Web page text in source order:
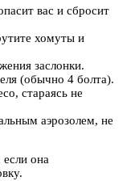
вас и сбросит
хомуты и
заслонки.
(обычно 4 болта).
стараясь не
аэрозолем, не
она